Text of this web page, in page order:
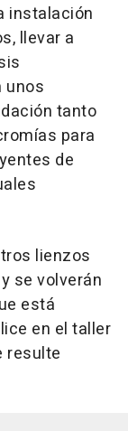
instalación
llevar a
unos
tanto
para
de
lienzos
se volverán
está
en el taller
resulte